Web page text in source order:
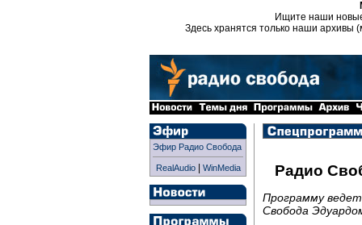
Ищите наши
Здесь хранятся только наши архивы
Эфир Радио Свобода
RealAudio| WinMedia Радио
Программу
Свобода